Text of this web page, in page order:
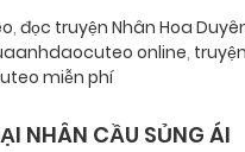
, đọc truyện Nhân Hoa
online,
miễn phí
NHÂN CẦU SỦNG ÁI